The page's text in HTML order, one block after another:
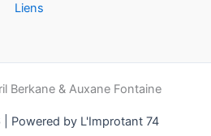
Liens
Berkane & Auxane Fontaine
Powered by L'Improtant 74